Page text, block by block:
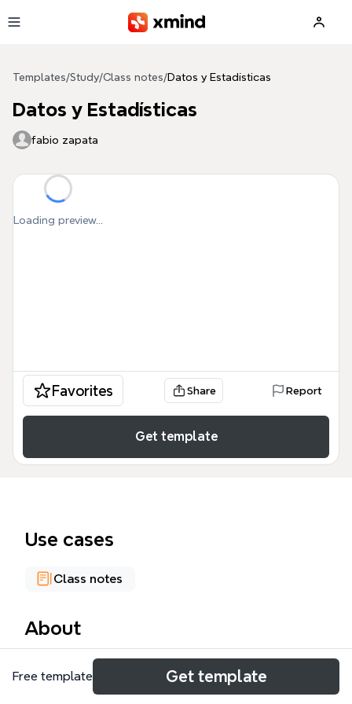
Templates/Study/Class notes/Datos y Estadísticas
Datos y Estadísticas
fabio zapata
Loading preview...
Favorites Share Report
Get template
Use cases
Class notes
About
La plantilla 'Datos y Estadísticas' de Xmind es un
mapa mental de 40 nodos que cubre los
Free template Get template